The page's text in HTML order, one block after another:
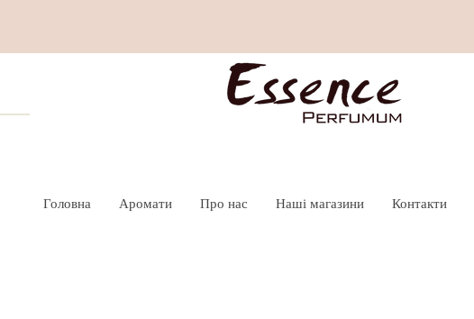
Головна Аромати Про нас Наші магазини Контакти